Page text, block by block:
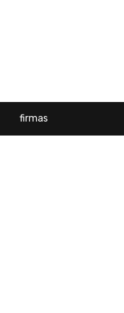
firmas